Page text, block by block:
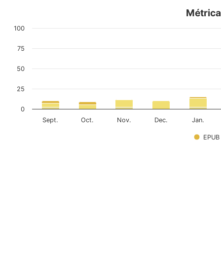
EPUB
Sept. Oct. Nov. Dec. Jan.
0
25
50
75
100